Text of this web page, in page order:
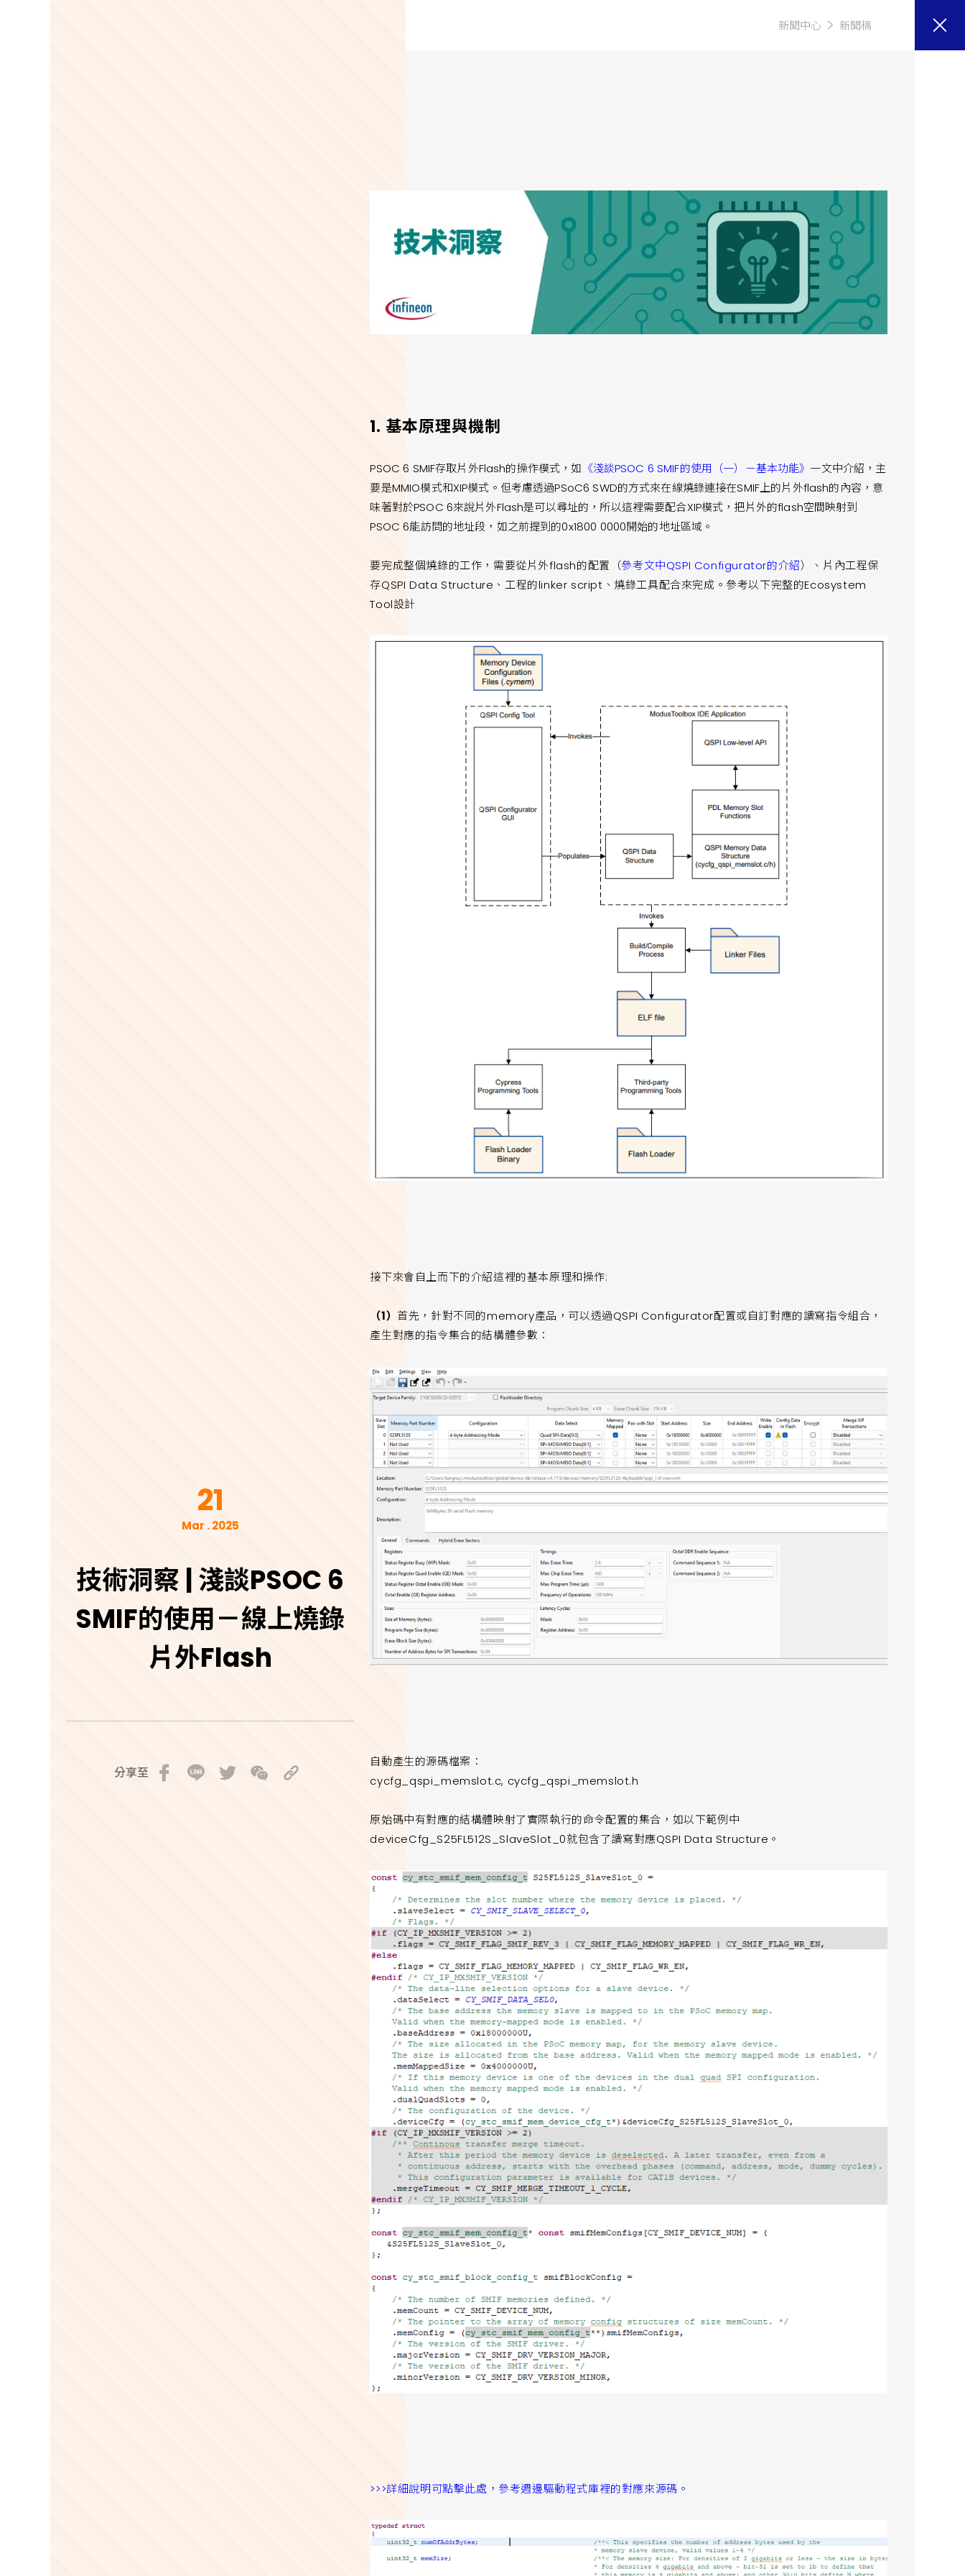
新聞中心 新聞稿
21
Mar . 2025
技術洞察 | 淺談PSOC 6
SMIF的使用－線上燒錄
片外Flash
分享至
1. 基本原理與機制
PSOC 6 SMIF存取片外Flash的操作模式，如 《淺談PSOC 6 SMIF的使用（一）－基本功能》 一文中介紹，主
要是MMIO模式和XIP模式。但考慮透過PSoC6 SWD的方式來在線燒錄連接在SMIF上的片外flash的內容，意
味著對於PSOC 6來說片外Flash是可以尋址的，所以這裡需要配合XIP模式，把片外的flash空間映射到
PSOC 6能訪問的地址段，如之前提到的0x1800 0000開始的地址區域。
要完成整個燒錄的工作，需要從片外flash的配置（參考文中QSPI Configurator的介紹）、片內工程保
存QSPI Data Structure、工程的linker script、燒錄工具配合來完成。參考以下完整的Ecosystem
Tool設計
接下來會自上而下的介紹這裡的基本原理和操作:
（1）首先，針對不同的memory產品，可以透過QSPI Configurator配置或自訂對應的讀寫指令組合，
產生對應的指令集合的結構體參數：
自動產生的源碼檔案：
cycfg_qspi_memslot.c, cycfg_qspi_memslot.h
原始碼中有對應的結構體映射了實際執行的命令配置的集合，如以下範例中
deviceCfg_S25FL512S_SlaveSlot_0就包含了讀寫對應QSPI Data Structure。
>>>詳細說明可點擊此處，參考週邊驅動程式庫裡的對應來源碼。